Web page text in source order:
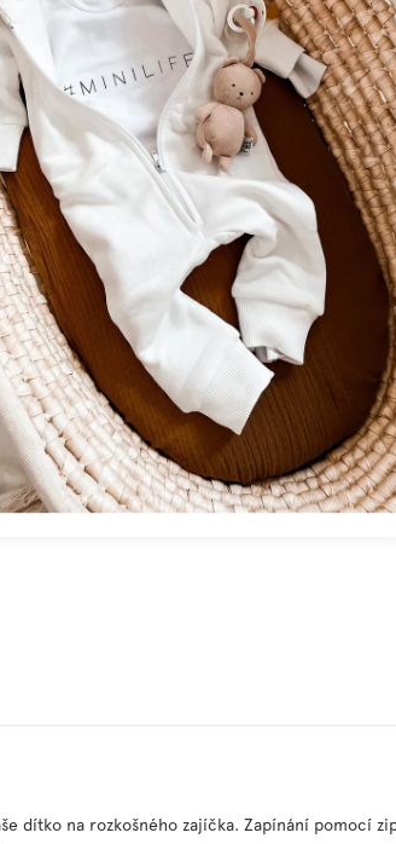
dítko na rozkošného zajíčka. Zapínání pomocí